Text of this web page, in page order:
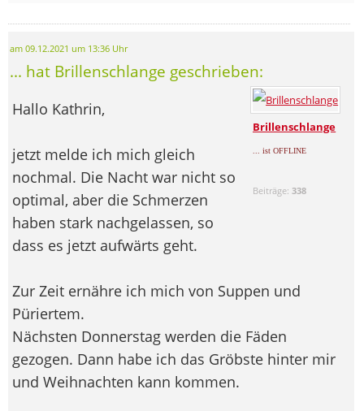
am 09.12.2021 um 13:36 Uhr
... hat Brillenschlange geschrieben:
Brillenschlange
... ist OFFLINE
Beiträge:338
Hallo Kathrin,
jetzt melde ich mich gleich
nochmal. Die Nacht war nicht so
optimal, aber die Schmerzen
haben stark nachgelassen, so
dass es jetzt aufwärts geht.
Zur Zeit ernähre ich mich von Suppen und
Püriertem.
Nächsten Donnerstag werden die Fäden
gezogen. Dann habe ich das Gröbste hinter mir
und Weihnachten kann kommen.